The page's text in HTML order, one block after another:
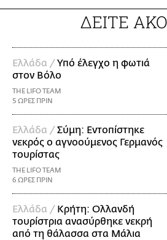
ΔΕΙΤΕ
Ελλάδα /Υπό έλεγχο η φωτιά
στον Βόλο
THE LIFO TEAM
5 ΩΡΕΣ ΠΡΙΝ
Ελλάδα /Σύμη: Εντοπίστηκε
νεκρός ο αγνοούμενος Γερμανός
τουρίστας
THE LIFO TEAM
6 ΩΡΕΣ ΠΡΙΝ
Ελλάδα / Κρήτη: Ολλανδή
τουρίστρια ανασύρθηκε νεκρή
από τη θάλασσα στα Μάλια